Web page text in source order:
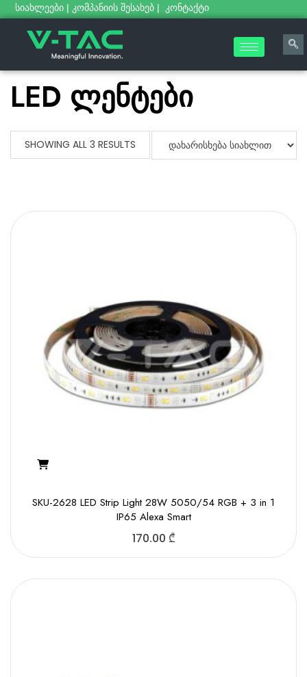
სიახლეები| კომპანიის შესახებ | კონტაქტი
LED ლენტები
SHOWING ALL 3 RESULTS
SKU-2628 LED Strip Light 28W 5050/54 RGB + 3 in 1
IP65 Alexa Smart
170.00 ₾